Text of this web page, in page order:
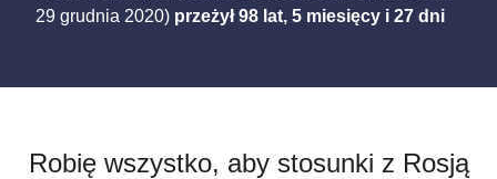
29 grudnia 2020) przeżył 98 lat, 5 miesięcy i 27 dni
Robię wszystko, aby stosunki z Rosją